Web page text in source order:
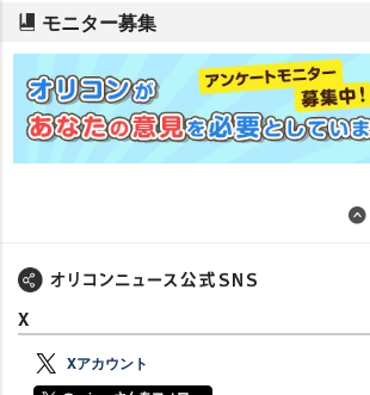
モニター募集
X
Xアカウント